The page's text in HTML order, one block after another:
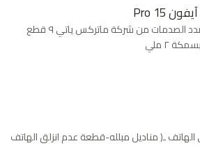
الصدمات من شركة ماتركس ياتي ٩ قطع
٢ ملي
ـ( مناديل مبلله-قطعة عدم انزلق الهاتف